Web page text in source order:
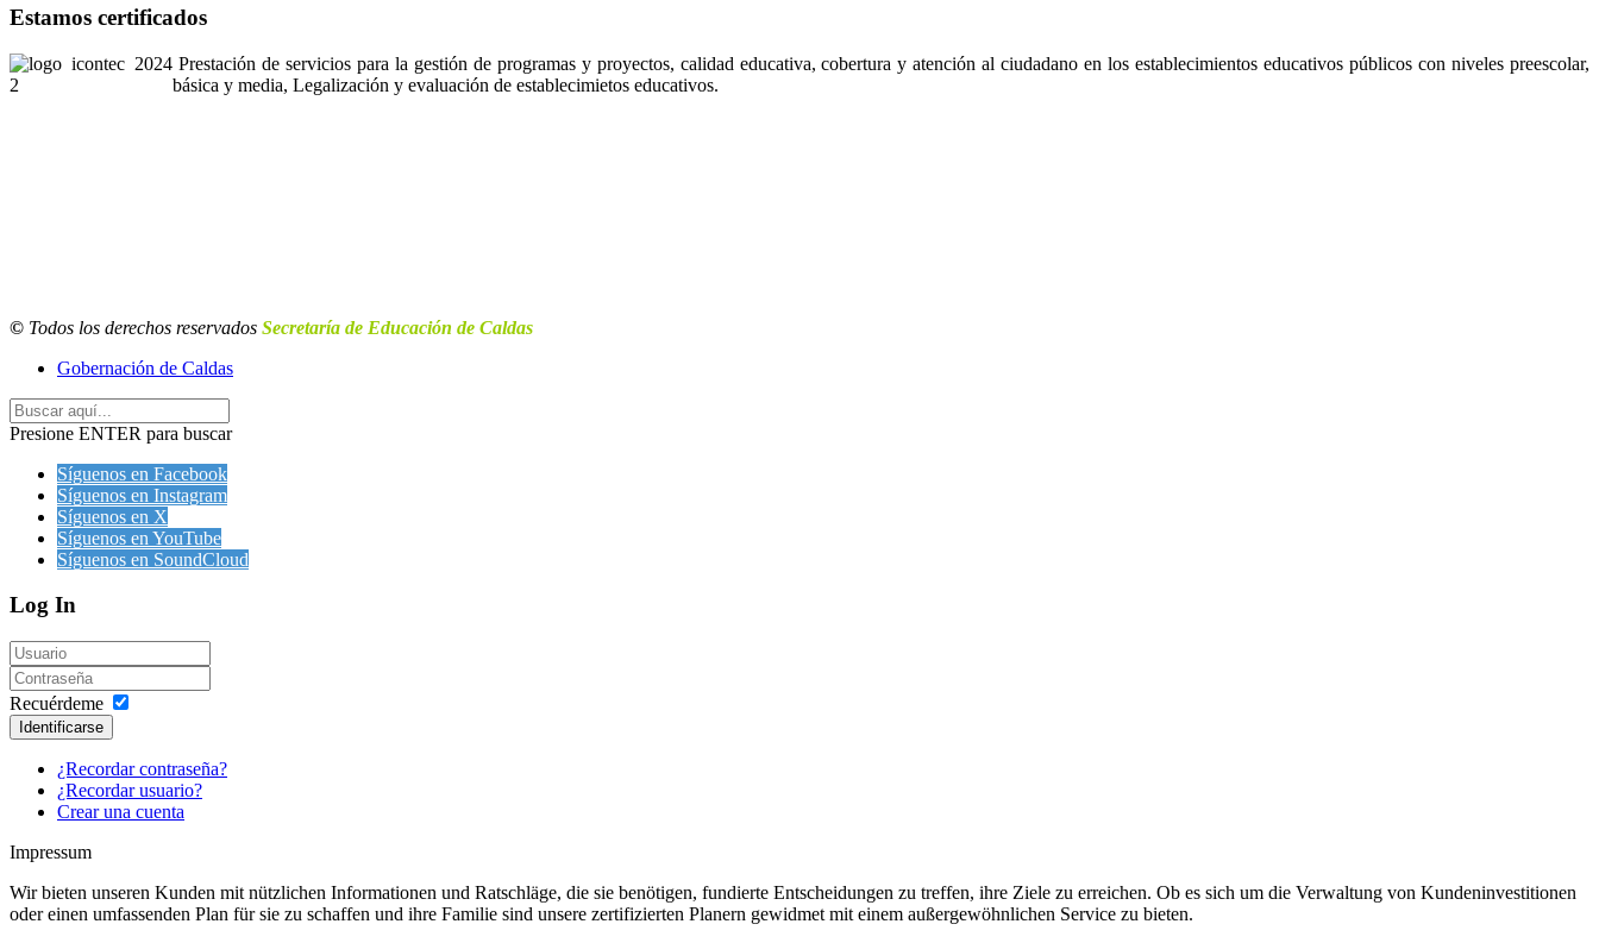
Estamos certificados
Prestación de servicios para la gestión de programas y proyectos, calidad educativa, cobertura y atención al ciudadano en los establecimientos educativos públicos con niveles preescolar,
básica y media, Legalización y evaluación de establecimietos educativos.
© Todos los derechos reservados Secretaría de Educación de Caldas
Gobernación de Caldas
Presione ENTER para buscar
Síguenos en Facebook
Síguenos en Instagram
Síguenos en X
Síguenos en YouTube
Síguenos en SoundCloud
Log In
Recuérdeme
Identificarse
¿Recordar contraseña?
¿Recordar usuario?
Crear una cuenta
Impressum
Wir bieten unseren Kunden mit nützlichen Informationen und Ratschläge, die sie benötigen, fundierte Entscheidungen zu treffen, ihre Ziele zu erreichen. Ob es sich um die Verwaltung von Kundeninvestitionen
oder einen umfassenden Plan für sie zu schaffen und ihre Familie sind unsere zertifizierten Planern gewidmet mit einem außergewöhnlichen Service zu bieten.